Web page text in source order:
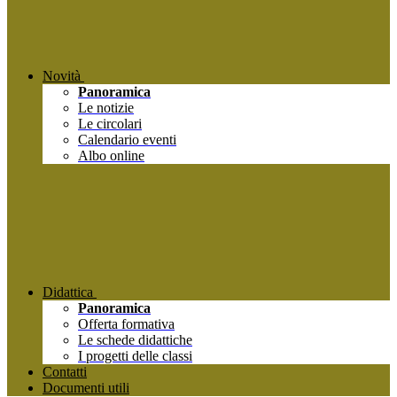
Novità
Panoramica
Le notizie
Le circolari
Calendario eventi
Albo online
Didattica
Panoramica
Offerta formativa
Le schede didattiche
I progetti delle classi
Contatti
Documenti utili